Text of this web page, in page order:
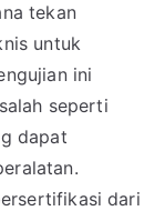
tekan
untuk
ini
seperti
dapat
dari